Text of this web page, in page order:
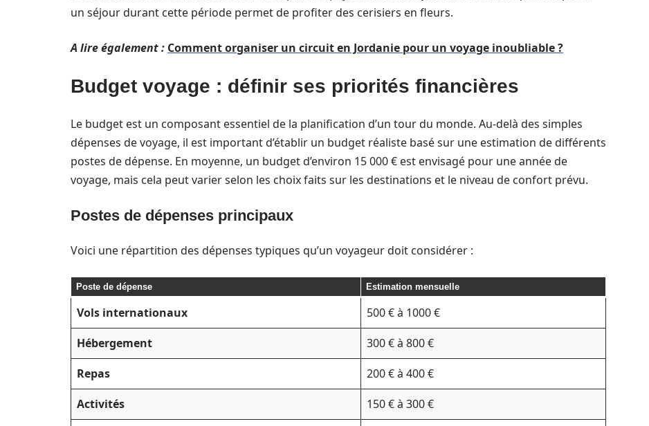
un séjour durant cette période permet de profiter des cerisiers en fleurs.
A lire également : Comment organiser un circuit en Jordanie pour un voyage inoubliable ?
Budget voyage : définir ses priorités financières
Le budget est un composant essentiel de la planification d’un tour du monde. Au-delà des simples
dépenses de voyage, il est important d’établir un budget réaliste basé sur une estimation de différents
postes de dépense. En moyenne, un budget d’environ 15 000 € est envisagé pour une année de
voyage, mais cela peut varier selon les choix faits sur les destinations et le niveau de confort prévu.
Postes de dépenses principaux
Voici une répartition des dépenses typiques qu’un voyageur doit considérer :
Poste de dépense Estimation mensuelle
Vols internationaux
500 € à 1000 €
Hébergement
300 € à 800 €
Repas
200 € à 400 €
Activités
150 € à 300 €